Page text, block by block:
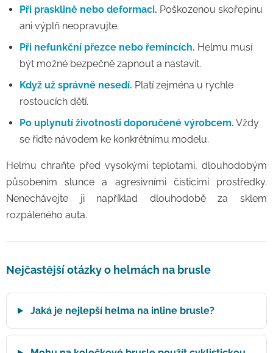
Při prasklině nebo deformaci. Poškozenou skořepinu
ani výplň neopravujte.
Při nefunkční přezce nebo řemíncích. Helmu musí
být možné bezpečně zapnout a nastavit.
Když už správně nesedí. Platí zejména u rychle
rostoucích dětí.
Po uplynutí životnosti doporučené výrobcem. Vždy
se řiďte návodem ke konkrétnímu modelu.
Helmu chraňte před vysokými teplotami, dlouhodobým
působením slunce a agresivními čisticími prostředky.
Nenechávejte ji například dlouhodobě za sklem
rozpáleného auta.
Nejčastější otázky o helmách na brusle
Jaká je nejlepší helma na inline brusle?